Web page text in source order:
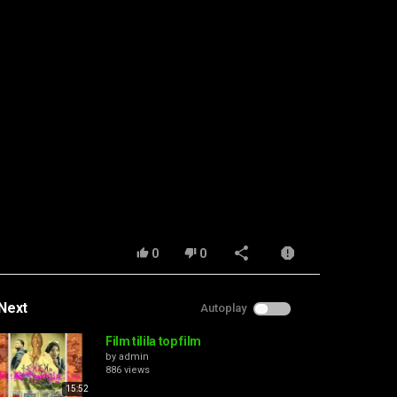
0 0
Autoplay
15:52
Film tilila top film
by admin
886 views